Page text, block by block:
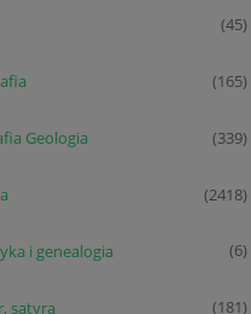
(45)
(165)
Geologia (339)
(2418)
i genealogia (6)
satyra (181)